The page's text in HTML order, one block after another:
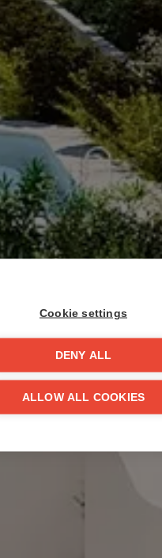
Cookie settings
DENY ALL
ALLOW ALL COOKIES